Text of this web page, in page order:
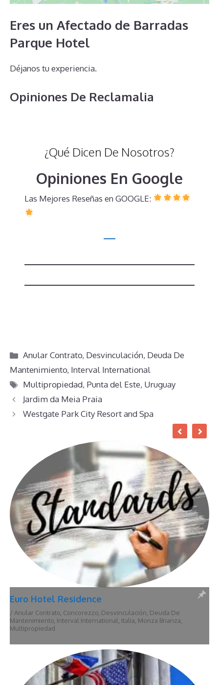
Eres un Afectado de Barradas
Parque Hotel
Déjanos tu experiencia.
Opiniones De Reclamalia
¿Qué Dicen De Nosotros?
Opiniones En Google
Las Mejores Reseñas en GOOGLE:
Categorías
Anular Contrato, Desvinculación, Deuda De
Mantenimiento, Interval International
Etiquetas
Multipropiedad, Punta del Este, Uruguay
Jardim da Meia Praia
Westgate Park City Resort and Spa
Euro Hotel Residence
/ Anular Contrato, Concorezzo, Desvinculación, Deuda De
Mantenimiento, Interval International, Italia, Monza Brianza,
Multipropiedad